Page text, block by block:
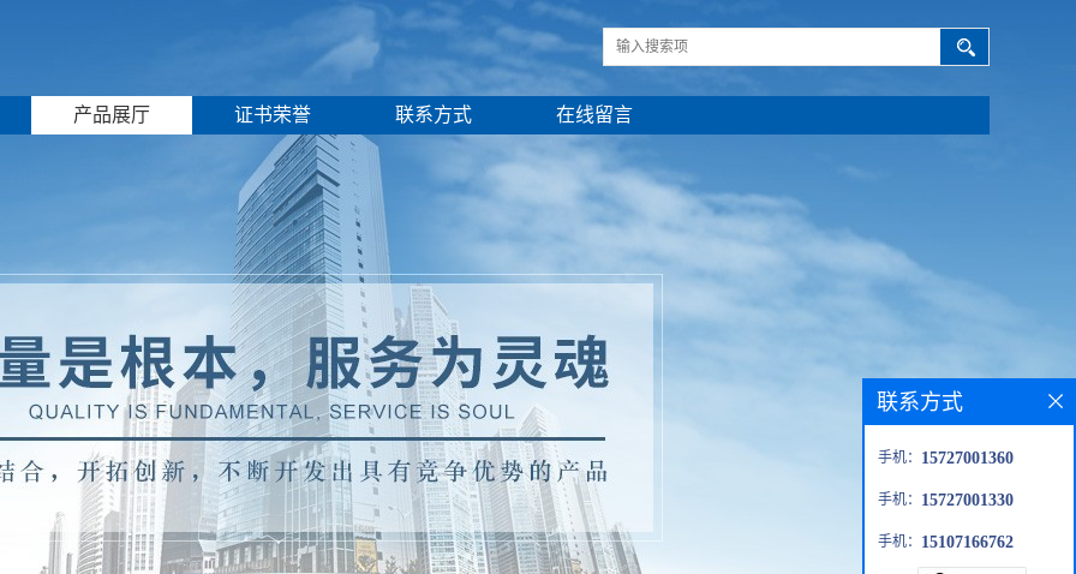
产品展厅 证书荣誉 联系方式 在线留言
联系方式
手机： 15727001360
手机： 15727001330
手机： 15107166762